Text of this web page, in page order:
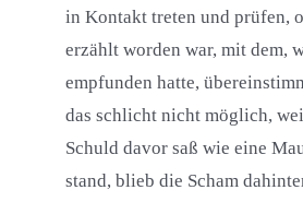
in Kontakt treten und prüfen,
erzählt worden war, mit dem,
empfunden hatte,
das schlicht nicht möglich,
Schuld davor saß wie eine
stand, blieb die Scham